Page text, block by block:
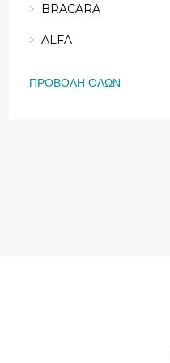
BRACARA
ALFA
ΠΡΟΒΟΛΉ ΌΛΩΝ